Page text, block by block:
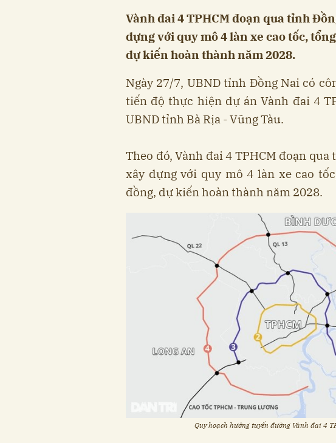
Vành đai 4 TPHCM đoạn qua tỉnh
dựng với quy mô 4 làn xe cao tốc,
dự kiến hoàn thành năm 2028.
Ngày 27/7, UBND tỉnh Đồng Nai có
tiến độ thực hiện dự án Vành đai 4
UBND tỉnh Bà Rịa - Vũng Tàu.
Theo đó, Vành đai 4 TPHCM đoạn
xây dựng với quy mô 4 làn xe cao
đồng, dự kiến hoàn thành năm 2028.
Quy hoạch hướng tuyến đường Vành đai 4